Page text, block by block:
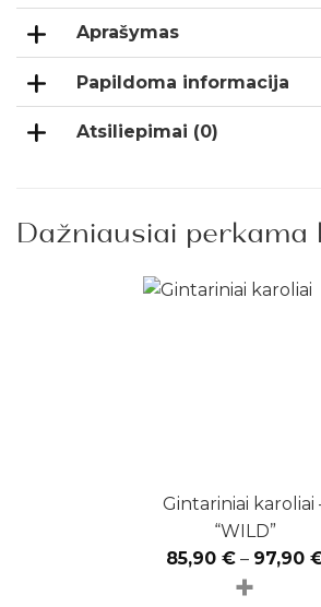
Aprašymas
Papildoma informacija
Atsiliepimai (0)
Dažniausiai perkama
Gintariniai karoliai
“WILD”
85,90 €– 97,90
+